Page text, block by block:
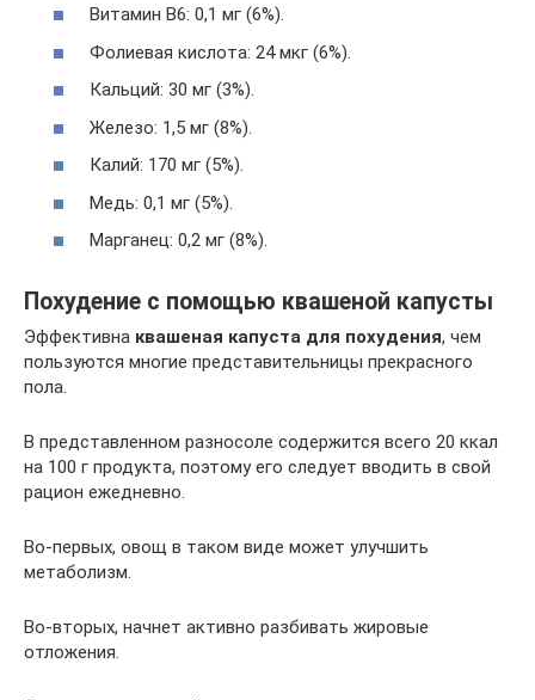
Витамин B6: 0,1 мг (6%).
Фолиевая кислота: 24 мкг (6%).
Кальций: 30 мг (3%).
Железо: 1,5 мг (8%).
Калий: 170 мг (5%).
Медь: 0,1 мг (5%).
Марганец: 0,2 мг (8%).
Похудение с помощью квашеной капусты
Эффективна квашеная капуста для похудения, чем
пользуются многие представительницы прекрасного
пола.
В представленном разносоле содержится всего 20 ккал
на 100 г продукта, поэтому его следует вводить в свой
рацион ежедневно.
Во-первых, овощ в таком виде может улучшить
метаболизм.
Во-вторых, начнет активно разбивать жировые
отложения.